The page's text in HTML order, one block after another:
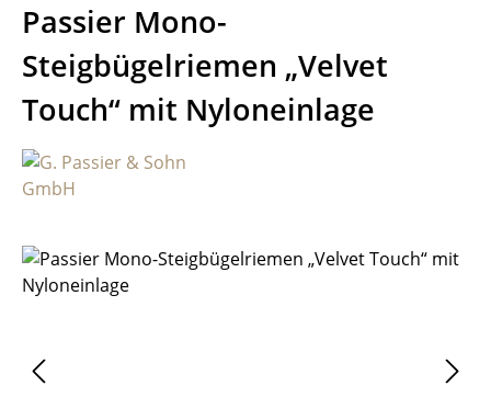
Passier Mono-
Steigbügelriemen „Velvet
Touch“ mit Nyloneinlage
Bildergalerie überspringen